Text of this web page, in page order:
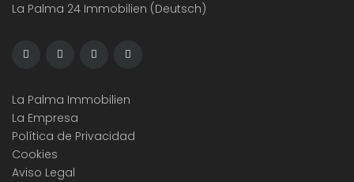
La Palma 24 Immobilien (Deutsch)
La Palma Immobilien
La Empresa
Política de Privacidad
Cookies
Aviso Legal